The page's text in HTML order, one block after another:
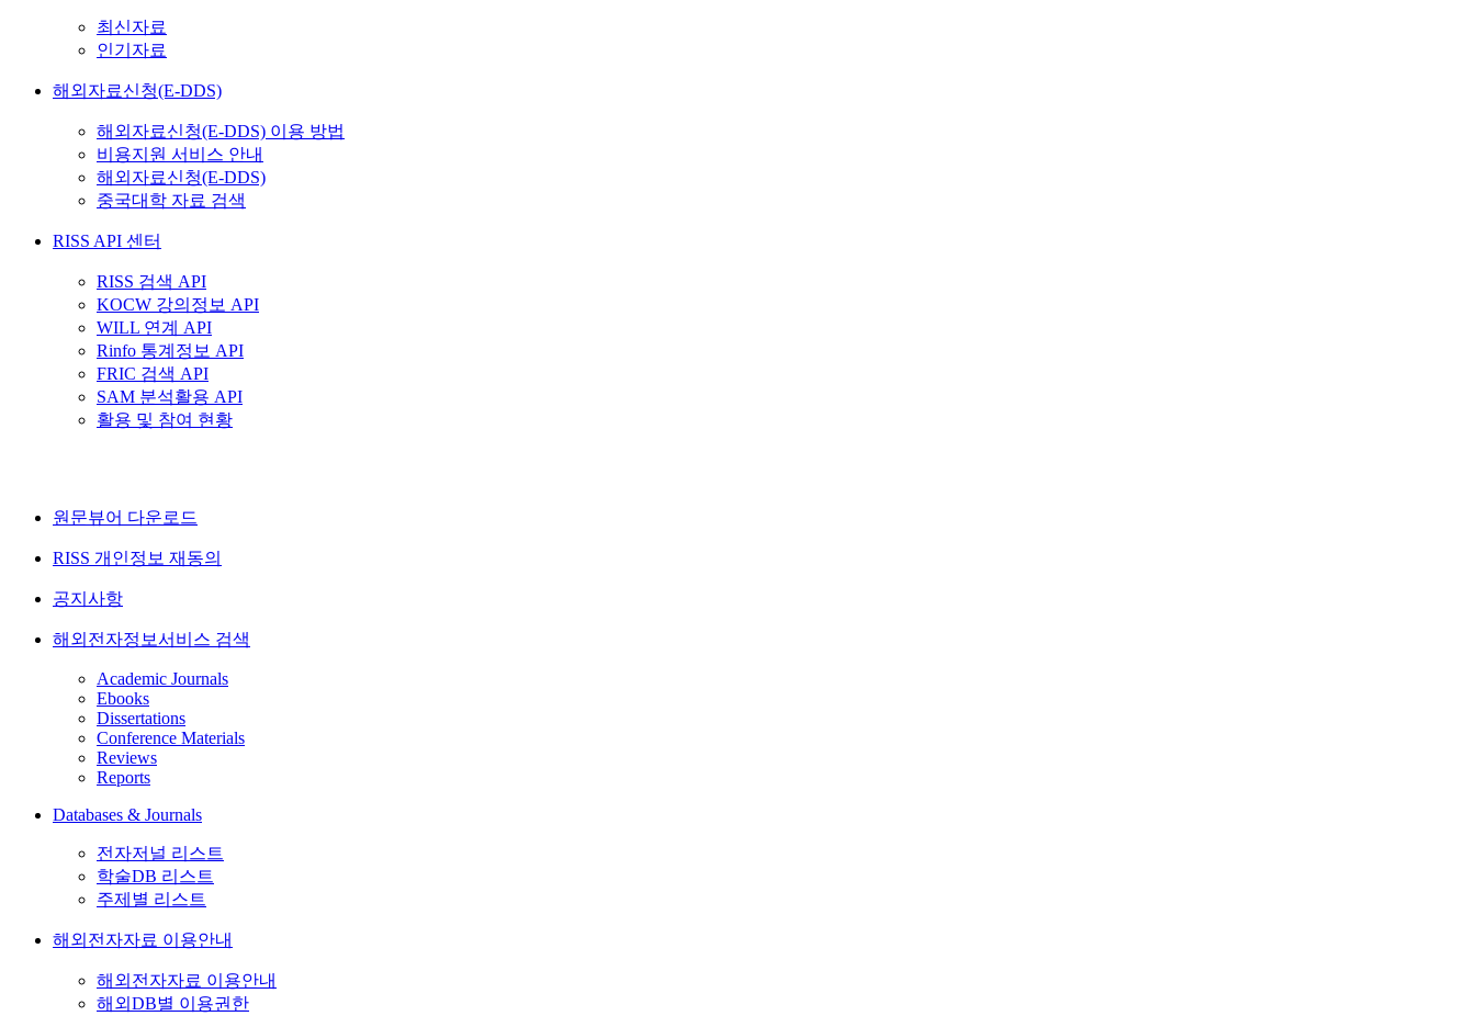
최신자료
인기자료
해외자료신청(E-DDS)
해외자료신청(E-DDS) 이용 방법
비용지원 서비스 안내
해외자료신청(E-DDS)
중국대학 자료 검색
RISS API 센터
RISS 검색 API
KOCW 강의정보 API
WILL 연계 API
Rinfo 통계정보 API
FRIC 검색 API
SAM 분석활용 API
활용 및 참여 현황
원문뷰어 다운로드
RISS 개인정보 재동의
공지사항
해외전자정보서비스 검색
Academic Journals
Ebooks
Dissertations
Conference Materials
Reviews
Reports
Databases & Journals
전자저널 리스트
학술DB 리스트
주제별 리스트
해외전자자료 이용안내
해외전자자료 이용안내
해외DB별 이용권한